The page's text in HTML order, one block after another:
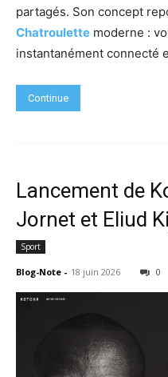
partagés. Son concept
Chatroulette moderne :
instantanément connecté
Continue
Lancement de
Jornet et Eliud
Sport
Blog-Note - 18 juin 2026 0